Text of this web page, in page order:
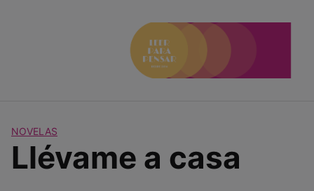
NOVELAS
Llévame a casa